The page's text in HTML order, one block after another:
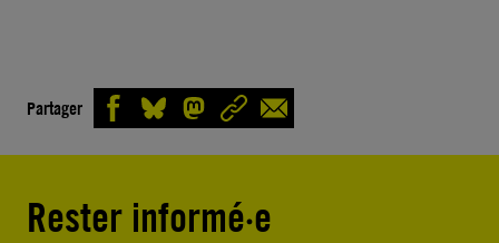
Partager
Rester informé·e